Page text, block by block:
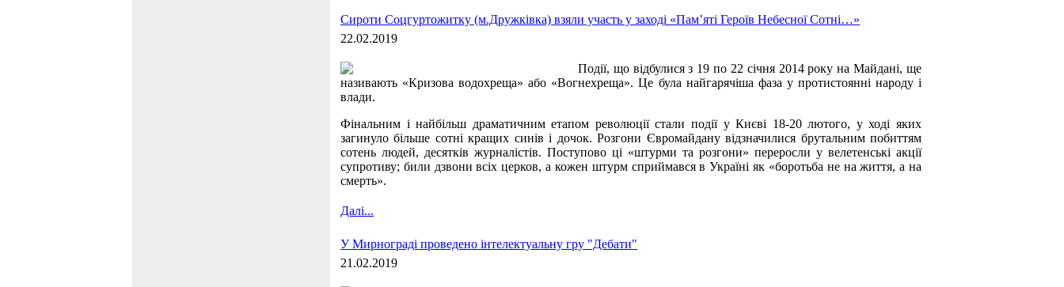
Сироти Соцгуртожитку (м.Дружківка) взяли участь у заході «Пам’яті Героїв Небесної Сотні…»
22.02.2019
Події, що відбулися з 19 по 22 січня 2014 року на Майдані, ще
називають «Кризова водохреща» або «Вогнехреща». Це була найгарячіша фаза у протистоянні народу і
влади.
Фінальним і найбільш драматичним етапом революції стали події у Києві 18-20 лютого, у ході яких
загинуло більше сотні кращих синів і дочок. Розгони Євромайдану відзначилися брутальним побиттям
сотень людей, десятків журналістів. Поступово ці «штурми та розгони» переросли у велетенські акції
супротиву; били дзвони всіх церков, а кожен штурм сприймався в Україні як «боротьба не на життя, а на
смерть».
Далі...
У Мирнограді проведено інтелектуальну гру "Дебати"
21.02.2019